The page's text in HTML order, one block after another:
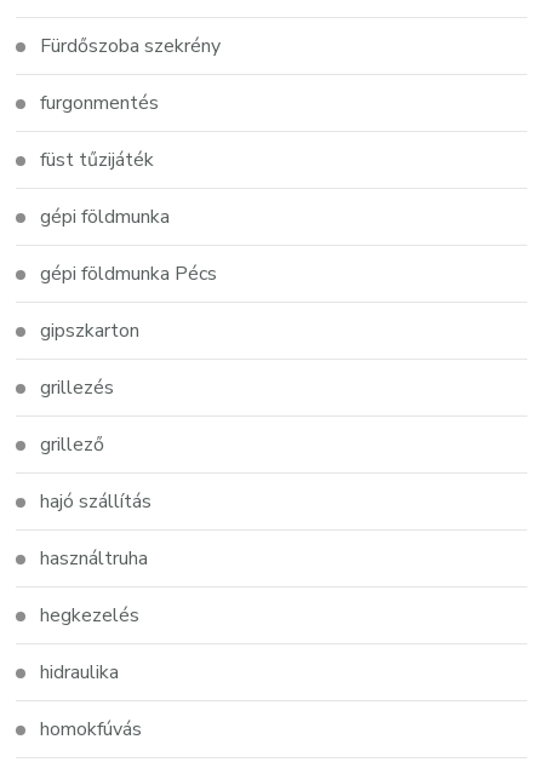
Fürdőszoba szekrény
furgonmentés
füst tűzijáték
gépi földmunka
gépi földmunka Pécs
gipszkarton
grillezés
grillező
hajó szállítás
használtruha
hegkezelés
hidraulika
homokfúvás